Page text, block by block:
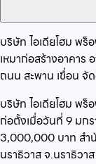
บริษัท ไอเดียโฮม พร็
เหมาก่อสร้างอาคา
ถนน สะพาน เขื่อน จั
บริษัท ไอเดียโฮม พร็
ก่อตั้งเมื่อวันที่ 9 มก
3,000,000 บาท ส
นราธิวาส จ.นราธิวา